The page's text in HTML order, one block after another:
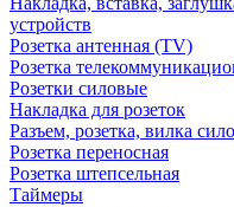
устройств
Розетка антенная (TV)
Розетка
Розетки силовые
Накладка для розеток
Разъем, розетка, вилка
Розетка переносная
Розетка штепсельная
Таймеры